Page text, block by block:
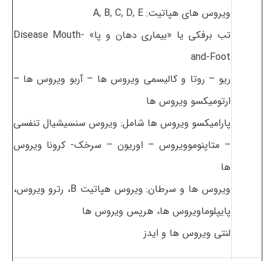
ویروس های هپاتیت: A, B, C, D, E
تب برفکی یا «بیماری دهان و پا» Disease Mouth-
and-Foot
ریو – روتا و کالیسمی ویروس ها – آربو ویروس ها –
ارتومیکسو ویروس ها
پارامیکسو ویروس ها شامل: ویروس سنسیشیال تنفسی
– متاپنوموویروس – اوریون – سرخک- کرونا ویروس
ها
ویروس ها و سرطان: ویروس هپاتیت B، رترو ویروس،
پایپلوماویروس ها، هرپس ویروس ها
لنتی ویروس ها و ایدز